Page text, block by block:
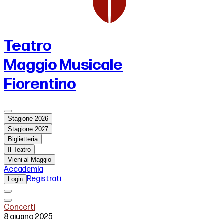
Teatro
Maggio Musicale
Fiorentino
Stagione 2026
Stagione 2027
Biglietteria
Il Teatro
Vieni al Maggio
Accademia
Login Registrati
Concerti
8 giugno 2025